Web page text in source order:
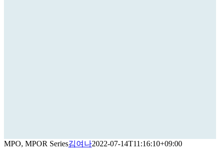
MPO, MPOR Series김여나2022-07-14T11:16:10+09:00